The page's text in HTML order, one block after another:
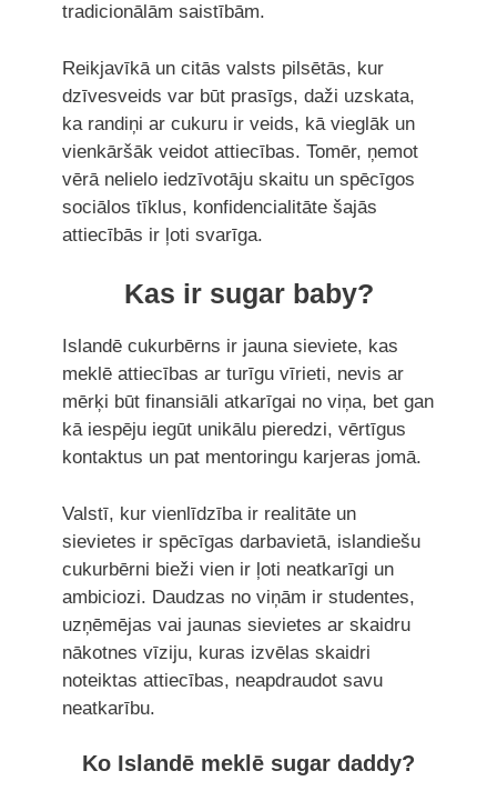
tradicionālām saistībām.
Reikjavīkā un citās valsts pilsētās, kur
dzīvesveids var būt prasīgs, daži uzskata,
ka randiņi ar cukuru ir veids, kā vieglāk un
vienkāršāk veidot attiecības. Tomēr, ņemot
vērā nelielo iedzīvotāju skaitu un spēcīgos
sociālos tīklus, konfidencialitāte šajās
attiecībās ir ļoti svarīga.
Kas ir sugar baby?
Islandē cukurbērns ir jauna sieviete, kas
meklē attiecības ar turīgu vīrieti, nevis ar
mērķi būt finansiāli atkarīgai no viņa, bet gan
kā iespēju iegūt unikālu pieredzi, vērtīgus
kontaktus un pat mentoringu karjeras jomā.
Valstī, kur vienlīdzība ir realitāte un
sievietes ir spēcīgas darbavietā, islandiešu
cukurbērni bieži vien ir ļoti neatkarīgi un
ambiciozi. Daudzas no viņām ir studentes,
uzņēmējas vai jaunas sievietes ar skaidru
nākotnes vīziju, kuras izvēlas skaidri
noteiktas attiecības, neapdraudot savu
neatkarību.
Ko Islandē meklē sugar daddy?